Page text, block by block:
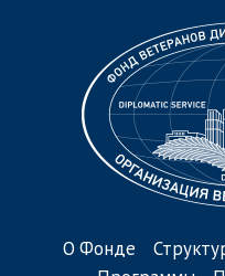
О Фонде